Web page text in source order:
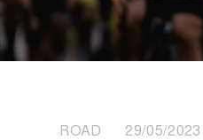
ROAD 29/05/2023